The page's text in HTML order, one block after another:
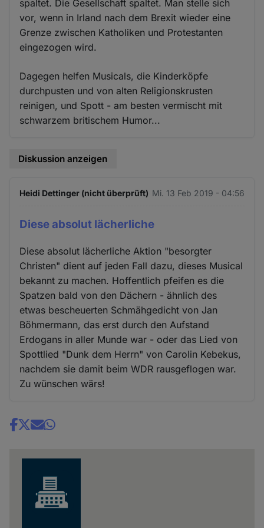
spaltet. Die Gesellschaft spaltet. Man stelle sich
vor, wenn in Irland nach dem Brexit wieder eine
Grenze zwischen Katholiken und Protestanten
eingezogen wird.
Dagegen helfen Musicals, die Kinderköpfe
durchpusten und von alten Religionskrusten
reinigen, und Spott - am besten vermischt mit
schwarzem britischem Humor...
Diskussion anzeigen
Heidi Dettinger (nicht überprüft) Mi. 13 Feb 2019 - 04:56
Diese absolut lächerliche
Diese absolut lächerliche Aktion "besorgter
Christen" dient auf jeden Fall dazu, dieses Musical
bekannt zu machen. Hoffentlich pfeifen es die
Spatzen bald von den Dächern - ähnlich des
etwas bescheuerten Schmähgedicht von Jan
Böhmermann, das erst durch den Aufstand
Erdogans in aller Munde war - oder das Lied von
Spottlied "Dunk dem Herrn" von Carolin Kebekus,
nachdem sie damit beim WDR rausgeflogen war.
Zu wünschen wärs!
Share